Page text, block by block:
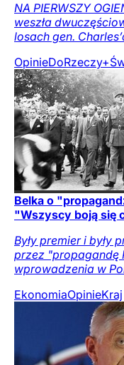
NA PIERWSZY
weszła
losach gen.
OpinieDoRzeczy+
Belka o
"Wszyscy boją się
Były premier i były
przez "propagandę
wprowadzenia w
EkonomiaOpinieKraj